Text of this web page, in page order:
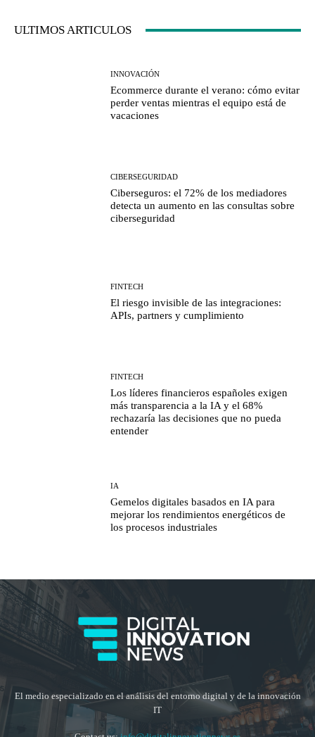
ULTIMOS ARTICULOS
INNOVACIÓN
Ecommerce durante el verano: cómo evitar
perder ventas mientras el equipo está de
vacaciones
CIBERSEGURIDAD
Ciberseguros: el 72% de los mediadores
detecta un aumento en las consultas sobre
ciberseguridad
FINTECH
El riesgo invisible de las integraciones:
APIs, partners y cumplimiento
FINTECH
Los líderes financieros españoles exigen
más transparencia a la IA y el 68%
rechazaría las decisiones que no pueda
entender
IA
Gemelos digitales basados en IA para
mejorar los rendimientos energéticos de
los procesos industriales
El medio especializado en el análisis del entorno digital y de la innovación
IT